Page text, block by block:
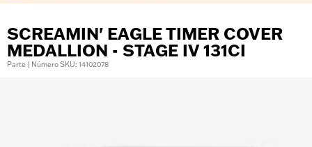
SCREAMIN' EAGLE TIMER COVER
MEDALLION - STAGE IV 131CI
Parte | Número SKU: 14102078